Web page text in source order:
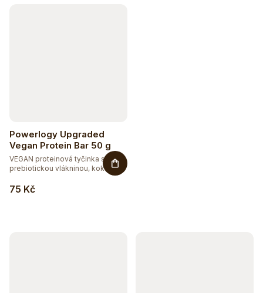
Powerlogy Upgraded
Vegan Protein Bar 50 g
75 Kč
VEGAN proteinová tyčinka s
prebiotickou vlákninou, kokosem
Hydratujte chytře 💦